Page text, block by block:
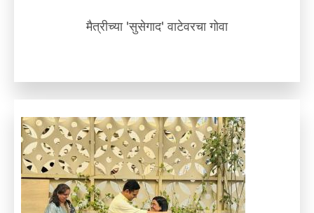
मैत्रीच्या 'सुसेगाद' वाटेवरचा गोवा